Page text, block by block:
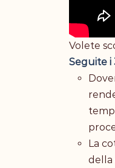
Volete
Seguite i
La
della